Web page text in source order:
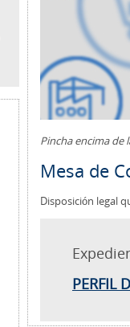
Pincha encima de
Mesa de
Disposición legal
PERFIL